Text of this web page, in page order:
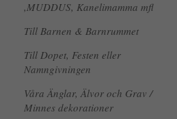
,MUDDUS, Kanelimamma mfl
Till Barnen & Barnrummet
Till Dopet, Festen eller
Namngivningen
Våra Änglar, Älvor och Grav /
Minnes dekorationer